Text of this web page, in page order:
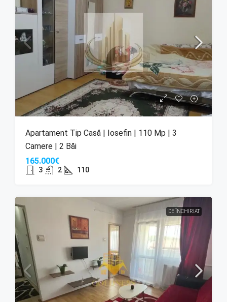
Apartament Tip Casă | Iosefin | 110 Mp | 3
Camere | 2 Băi
165.000€
3 2 110
DE ÎNCHIRIAT